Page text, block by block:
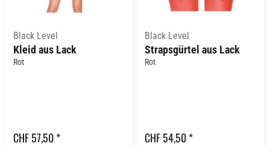
Black Level
Kleid aus Lack
Rot
CHF 57,50 *
Black Level
Strapsgürtel aus Lack
Rot
CHF 54,50 *